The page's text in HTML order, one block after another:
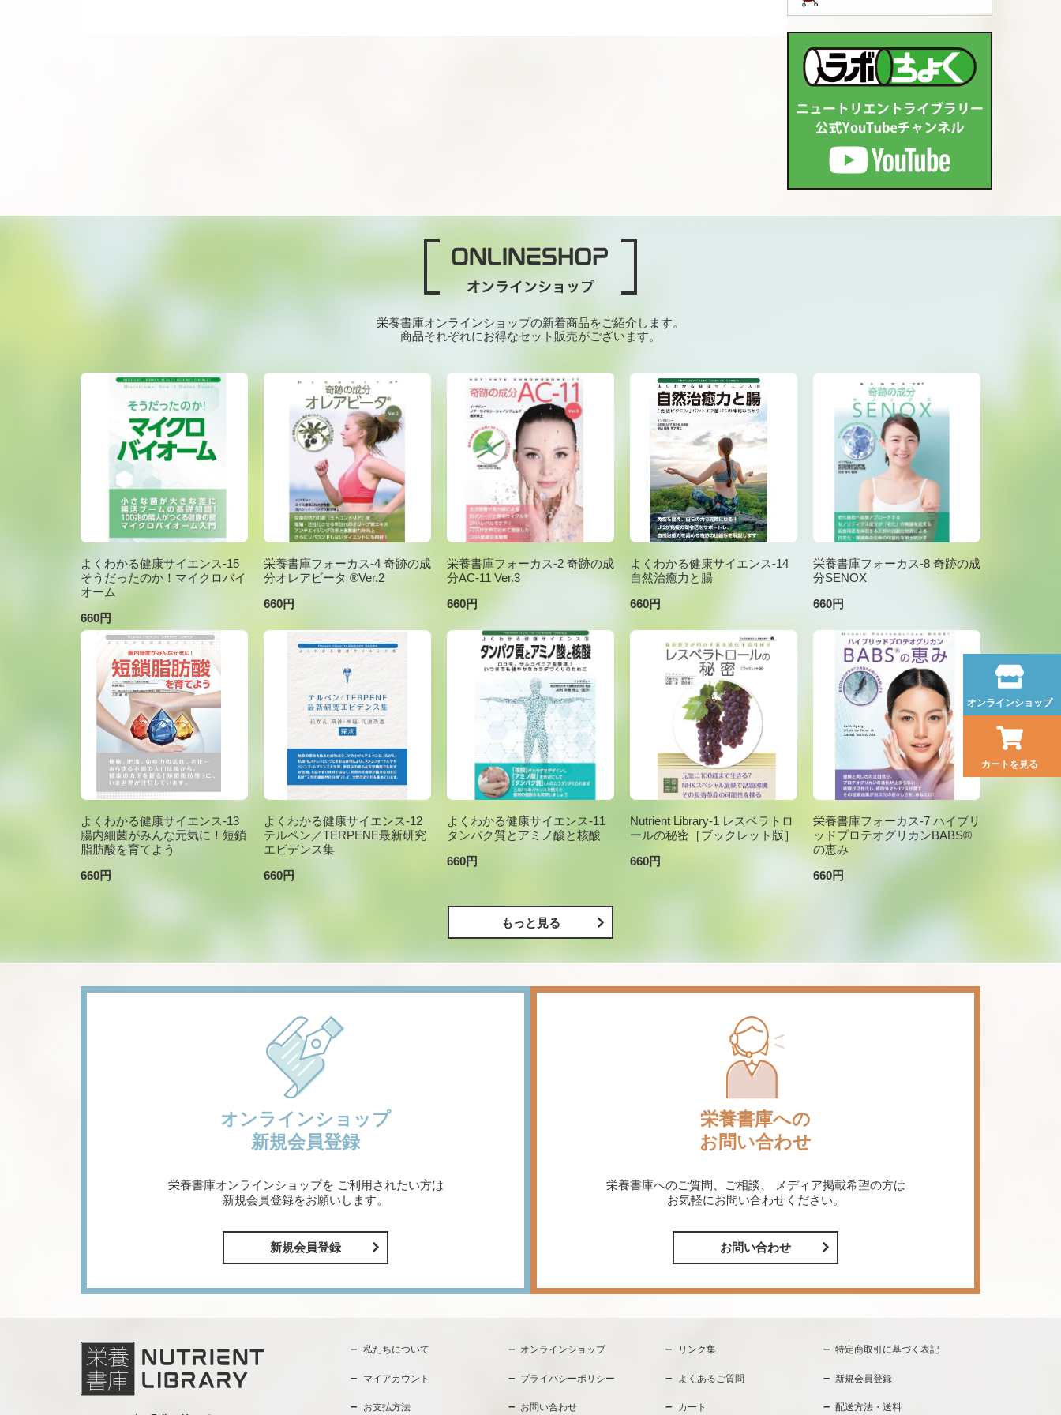
オンラインショップ
カートを見る
栄養書庫オンラインショップの新着商品をご紹介します。
商品それぞれにお得なセット販売がございます。
よくわかる健康サイエンス-15
そうだったのか！マイクロバイ
オーム
660円
栄養書庫フォーカス-4 奇跡の成
分オレアビータ ®Ver.2
660円
栄養書庫フォーカス-2 奇跡の成
分AC-11 Ver.3
660円
よくわかる健康サイエンス-14
自然治癒力と腸
660円
栄養書庫フォーカス-8 奇跡の成
分SENOX
660円
よくわかる健康サイエンス-13
腸内細菌がみんな元気に！短鎖
脂肪酸を育てよう
660円
よくわかる健康サイエンス-12
テルペン／TERPENE最新研究
エビデンス集
660円
よくわかる健康サイエンス-11
タンパク質とアミノ酸と核酸
660円
Nutrient Library-1 レスベラトロ
ールの秘密［ブックレット版］
660円
栄養書庫フォーカス-7 ハイブリ
ッドプロテオグリカンBABS®
の恵み
660円
もっと見る
オンラインショップ
新規会員登録
栄養書庫オンラインショップを ご利用されたい方は
新規会員登録をお願いします。
新規会員登録
栄養書庫への
お問い合わせ
栄養書庫へのご質問、ご相談、
メディア掲載希望の方は
お気軽にお問い合わせください。
お問い合わせ
私たちについて オンラインショップ リンク集 特定商取引に基づく表記
マイアカウント プライバシーポリシー よくあるご質問 新規会員登録
お支払方法 お問い合わせ カート 配送方法・送料